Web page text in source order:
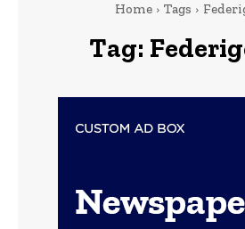
Home Tags
Tag: